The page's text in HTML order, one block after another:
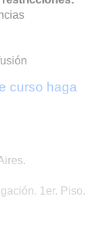
curso haga
1er. Piso.